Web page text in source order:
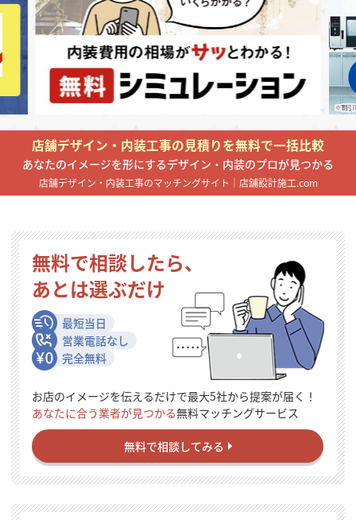
店舗設計施工.comとは
内装の費用相場シミュレーター
掲載希望のデザイン設計・施工会社様へ
店舗開業・改装をご検討中の方へ
店舗デザイン・内装工事の見積りを無料で一括比較
あなたのイメージを形にするデザイン・内装のプロが見つかる
店舗デザイン・内装工事のマッチングサイト｜店舗設計施工.com
無料で相談したら、
あとは選ぶだけ
最短当日
営業電話なし
完全無料
お店のイメージを伝えるだけで最大5社から提案が届く！
あなたに合う業者が見つかる無料マッチングサービス
無料で相談してみる